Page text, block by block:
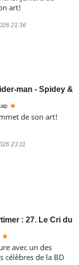
art!
21:36
man - Spidey &
de son art!
23:11
: 27. Le Cri du
avec un des
célèbres de la BD